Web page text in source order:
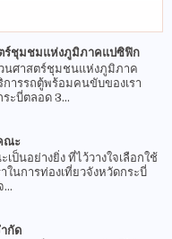
ร์ชุมชมแห่งภูมิภาคแปซิฟิก
ศาสตร์ชุมชนแห่งภูมิภาค
การรถตู้พร้อมคนขับของเรา
ะบี่ตลอด 3...
ณะ
นอย่างยิ่ง ที่ไว้วางใจเลือกใช้
นการท่องเที่ยวจังหวัดกระบี่
กัด